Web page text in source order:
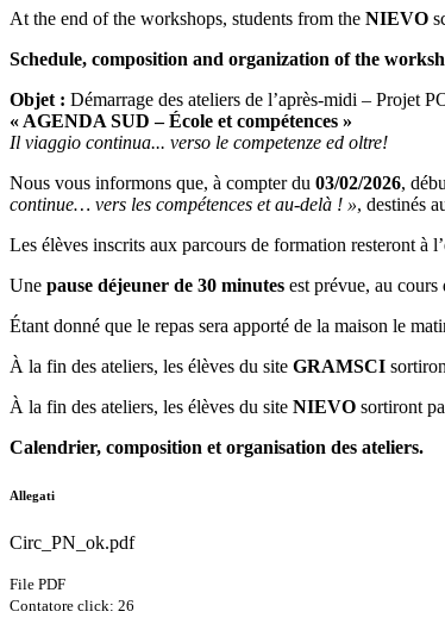
At the end of the workshops, students from the NIEVO
Schedule, composition and organization of the
Objet : Démarrage des ateliers de l’après-midi – Projet
« AGENDA SUD – École et compétences »
Il viaggio continua... verso le competenze ed oltre!
Nous vous informons que, à compter du 03/02/2026,
continue… vers les compétences et au-delà ! », destinés
Les élèves inscrits aux parcours de formation resteront à
Une pause déjeuner de 30 minutes est prévue, au cours
Étant donné que le repas sera apporté de la maison le
À la fin des ateliers, les élèves du site GRAMSCI
À la fin des ateliers, les élèves du site NIEVO sortiront
Calendrier, composition et organisation des ateliers.
Allegati
Circ_PN_ok.pdf
File PDF
Contatore click: 26